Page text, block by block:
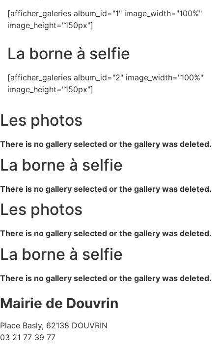
[afficher_galeries album_id="1" image_width="100%"
image_height="150px"]
La borne à selfie
[afficher_galeries album_id="2" image_width="100%"
image_height="150px"]
Les photos
There is no gallery selected or the gallery was deleted.
La borne à selfie
There is no gallery selected or the gallery was deleted.
Les photos
There is no gallery selected or the gallery was deleted.
La borne à selfie
There is no gallery selected or the gallery was deleted.
Mairie de Douvrin
Place Basly, 62138 DOUVRIN
03 21 77 39 77